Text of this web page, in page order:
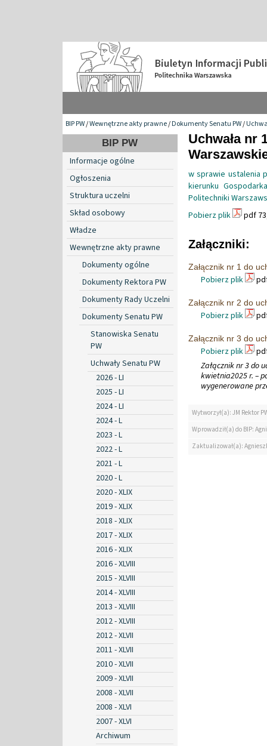
BIP PW/Wewnętrzne akty prawne/Dokumenty Senatu PW/
BIP PW
Informacje ogólne
Ogłoszenia
Struktura uczelni
Skład osobowy
Władze
Wewnętrzne akty prawne
Dokumenty ogólne
Dokumenty Rektora PW
Dokumenty Rady Uczelni
Dokumenty Senatu PW
Stanowiska Senatu
PW
Uchwały Senatu PW
2026 - LI
2025 - LI
2024 - LI
2024 - L
2023 - L
2022 - L
2021 - L
2020 - L
2020 - XLIX
2019 - XLIX
2018 - XLIX
2017 - XLIX
2016 - XLIX
2016 - XLVIII
2015 - XLVIII
2014 - XLVIII
2013 - XLVIII
2012 - XLVIII
2012 - XLVII
2011 - XLVII
2010 - XLVII
2009 - XLVII
2008 - XLVII
2008 - XLVI
2007 - XLVI
Archiwum
Uchwała nr
w sprawie ustalenia
kierunku
Politechniki
Pobierz plik
pdf
Załączniki:
Załącznik nr 1 do
Pobierz plik
Załącznik nr 2 do
Pobierz plik
Załącznik nr 3 do
Pobierz plik
Załącznik nr 3 do
kwietnia2025 r. –
wygenerowane
Wytworzył(a): JM Rektor
Wprowadził(a) do BIP:
Zaktualizował(a):